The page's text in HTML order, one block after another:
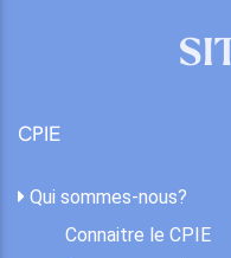
CPIE
Qui sommes-nous?
Connaitre le CPIE